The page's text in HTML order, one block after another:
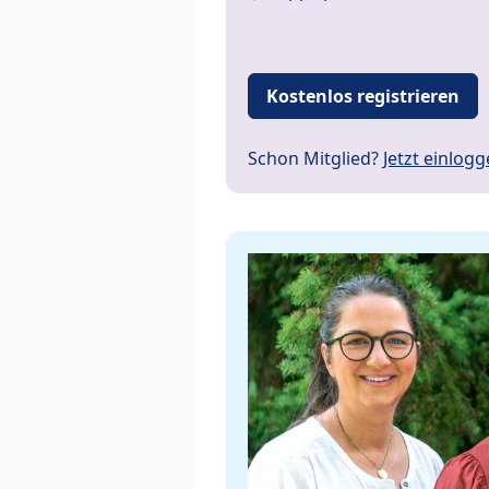
Kostenlos registrieren
Schon Mitglied? Jetzt